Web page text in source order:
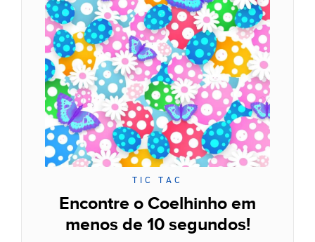
TIC TAC
Encontre o Coelhinho em
menos de 10 segundos!